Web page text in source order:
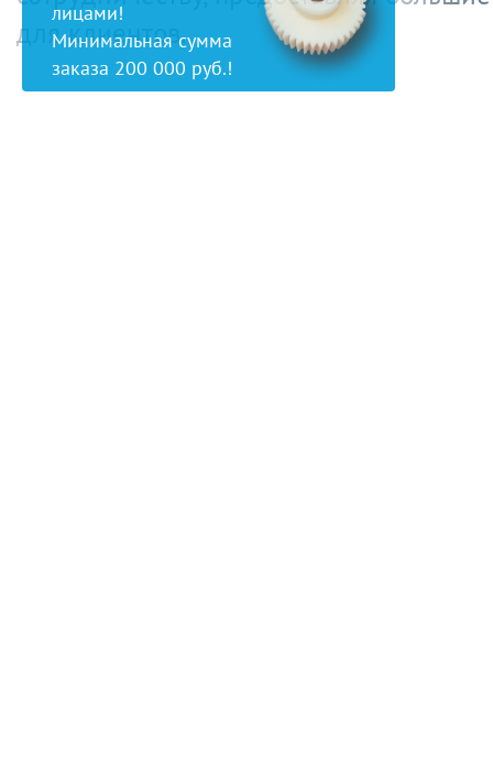
для клиентов.
лицами!
Минимальная сумма
заказа 200 000 руб.!